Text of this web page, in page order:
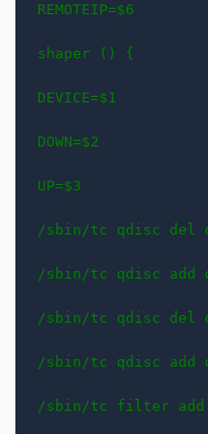
REMOTEIP=$6
shaper () {
DEVICE=$1
DOWN=$2
UP=$3
/sbin/tc qdisc del
/sbin/tc qdisc add
/sbin/tc qdisc del
/sbin/tc qdisc add
/sbin/tc filter add